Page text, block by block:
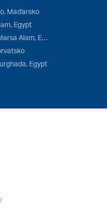
Maďarsko
Egypt
Dream Lagoon & Aqua Park Resort, Marsa Alam, Egypt
Egypt